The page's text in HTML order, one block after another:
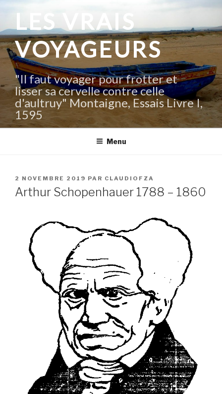
contenu
principal
LES VRAIS
VOYAGEURS
"Il faut voyager pour frotter et
lisser sa cervelle contre celle
d'aultruy" Montaigne, Essais Livre I,
1595
Menu
PUBLIÉ
LE
2 NOVEMBRE 2019 PAR CLAUDIOFZA
Arthur Schopenhauer 1788 – 1860